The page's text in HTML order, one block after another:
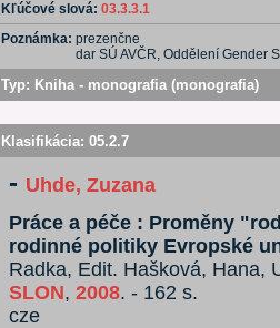
Kľúčové slová: 03.3.3.1
Poznámka: prezenčne
dar SÚ AVČR, Oddělení Gender
Typ: Kniha - monografia (monografia)
Klasifikácia: 05.2.7
- Uhde, Zuzana
Práce a péče : Proměny
rodinné politiky Evropské
Radka, Edit. Hašková, Hana,
SLON, 2008. - 162 s.
cze